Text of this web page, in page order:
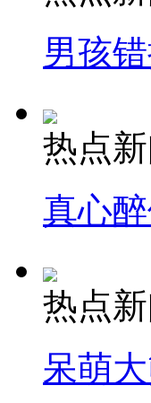
男孩
热点
真心
热点
呆萌